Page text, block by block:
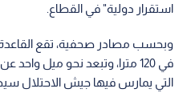
استقرار دولية" في القطاع.
في 120 مترا، وتبعد نحو ميل
التي يمارس فيها جيش الاحتلال